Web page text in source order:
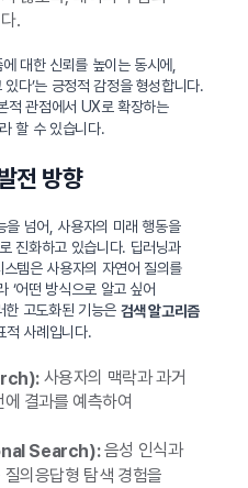
.
대한 신뢰를 높이는 동시에,
다’는 긍정적 감정을 형성합니다.
적 관점에서 UX로 확장하는
할 수 있습니다.
전 방향
을 넘어, 사용자의 미래 행동을
진화하고 있습니다. 딥러닝과
템은 사용자의 자연어 질의를
‘어떤 방식으로 알고 싶어
한 고도화된 기능은 검색 알고리즘
적 사례입니다.
사용자의 맥락과 과거
결과를 예측하여
Search):음성 인식과
의응답형 탐색 경험을